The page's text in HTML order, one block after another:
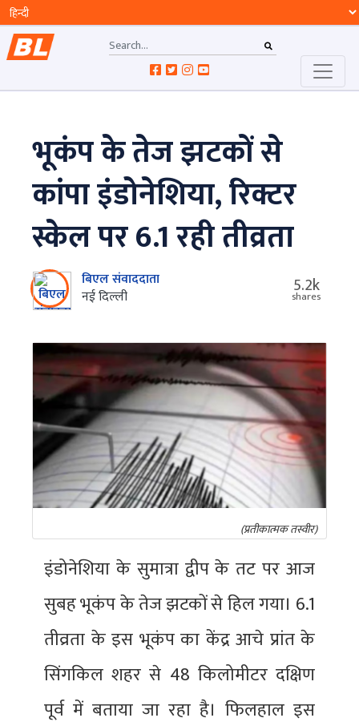
भूकंप के तेज झटकों से
कांपा इंडोनेशिया, रिक्टर
स्केल पर 6.1 रही तीव्रता
बिएल संवाददाता
नई दिल्ली
5.2k
shares
(प्रतीकात्मक तस्वीर)
इंडोनेशिया के सुमात्रा द्वीप के तट पर आज
सुबह भूकंप के तेज झटकों से हिल गया। 6.1
तीव्रता के इस भूकंप का केंद्र आचे प्रांत के
सिंगकिल शहर से 48 किलोमीटर दक्षिण
पूर्व में बताया जा रहा है। फिलहाल इस